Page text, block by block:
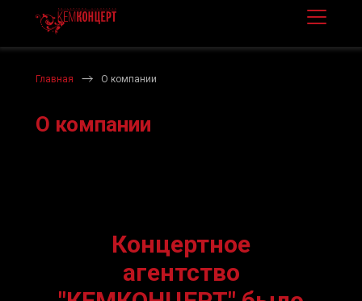
Главная О компании
О компании
Концертное
агентство